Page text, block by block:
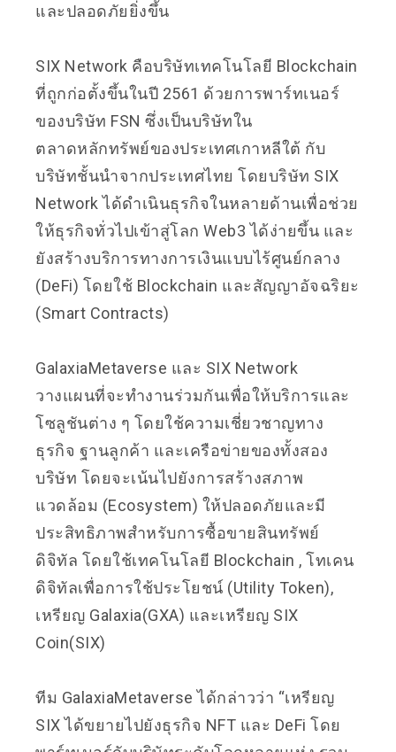
และปลอดภัยยิ่งขึ้น
SIX Network คือบริษัทเทคโนโลยี Blockchain
ที่ถูกก่อตั้งขึ้นในปี 2561 ด้วยการพาร์ทเนอร์
ของบริษัท FSN ซึ่งเป็นบริษัทใน
ตลาดหลักทรัพย์ของประเทศเกาหลีใต้ กับ
บริษัทชั้นนำจากประเทศไทย โดยบริษัท SIX
Network ได้ดำเนินธุรกิจในหลายด้านเพื่อช่วย
ให้ธุรกิจทั่วไปเข้าสู่โลก Web3 ได้ง่ายขึ้น และ
ยังสร้างบริการทางการเงินแบบไร้ศูนย์กลาง
(DeFi) โดยใช้ Blockchain และสัญญาอัจฉริยะ
(Smart Contracts)
GalaxiaMetaverse และ SIX Network
วางแผนที่จะทำงานร่วมกันเพื่อให้บริการและ
โซลูชันต่าง ๆ โดยใช้ความเชี่ยวชาญทาง
ธุรกิจ ฐานลูกค้า และเครือข่ายของทั้งสอง
บริษัท โดยจะเน้นไปยังการสร้างสภาพ
แวดล้อม (Ecosystem) ให้ปลอดภัยและมี
ประสิทธิภาพสำหรับการซื้อขายสินทรัพย์
ดิจิทัล โดยใช้เทคโนโลยี Blockchain , โทเคน
ดิจิทัลเพื่อการใช้ประโยชน์ (Utility Token),
เหรียญ Galaxia(GXA) และเหรียญ SIX
Coin(SIX)
ทีม GalaxiaMetaverse ได้กล่าวว่า “เหรียญ
SIX ได้ขยายไปยังธุรกิจ NFT และ DeFi โดย